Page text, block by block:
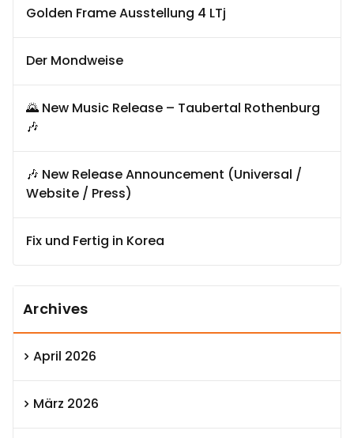
Golden Frame Ausstellung 4 LTj
Der Mondweise
🌄 New Music Release – Taubertal Rothenburg
🎶
🎶 New Release Announcement (Universal /
Website / Press)
Fix und Fertig in Korea
Archives
April 2026
März 2026